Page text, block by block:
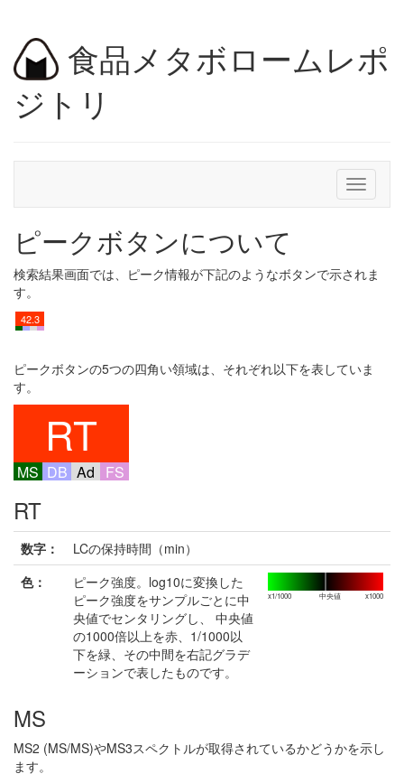
食品メタボロームレポ
ジトリ
Toggle
ピークボタンについて
検索結果画面では、ピーク情報が下記のようなボタンで示されま
す。
42.3
ピークボタンの5つの四角い領域は、それぞれ以下を表していま
す。
RT
MS DB Ad FS
RT
数字：
LCの保持時間（min）
色：
ピーク強度。log10に変換した
ピーク強度をサンプルごとに中
央値でセンタリングし、 中央値
の1000倍以上を赤、1/1000以
下を緑、その中間を右記グラデ
ーションで表したものです。
x1/1000 中央値 x1000
MS
MS2 (MS/MS)やMS3スペクトルが取得されているかどうかを示し
ます。